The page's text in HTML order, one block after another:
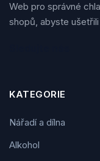
Web pro správné
shopů, abyste
KATEGORIE
Nářadí a dílna
Alkohol